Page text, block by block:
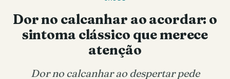
Dor no calcanhar ao acordar: o
sintoma clássico que merece
atenção
Dor no calcanhar ao despertar pede